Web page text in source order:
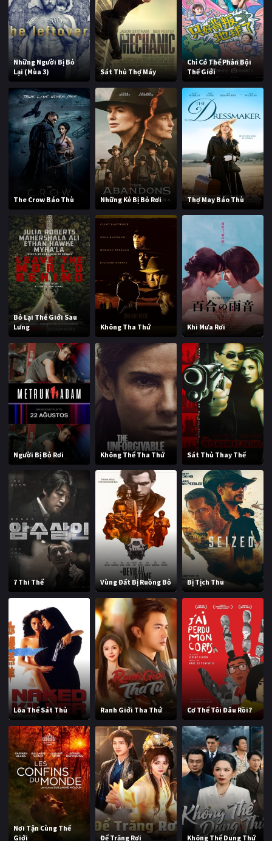
Những Người Bị Bỏ
Lại (Mùa 3)
Sát Thủ Thợ Máy
Chỉ Có Thể Phản Bội
Thế Giới
The Crow Báo Thù Những Kẻ Bị Bỏ Rơi Thợ May Báo Thù
Bỏ Lại Thế Giới Sau
Lưng
Không Tha Thứ Khi Mưa Rơi
Người Bị Bỏ Rơi Không Thể Tha Thứ Sát Thủ Thay Thế
7 Thi Thể Vùng Đất Bị Ruồng Bỏ Bị Tịch Thu
Lõa Thể Sát Thủ Ranh Giới Tha Thứ Cơ Thể Tôi Đâu Rồi?
Nơi Tận Cùng Thế
Giới
Để Trăng Rơi Không Thể Dung Thứ